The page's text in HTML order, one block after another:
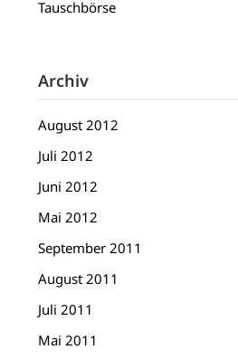
Tauschbörse
Archiv
August 2012
Juli 2012
Juni 2012
Mai 2012
September 2011
August 2011
Juli 2011
Mai 2011